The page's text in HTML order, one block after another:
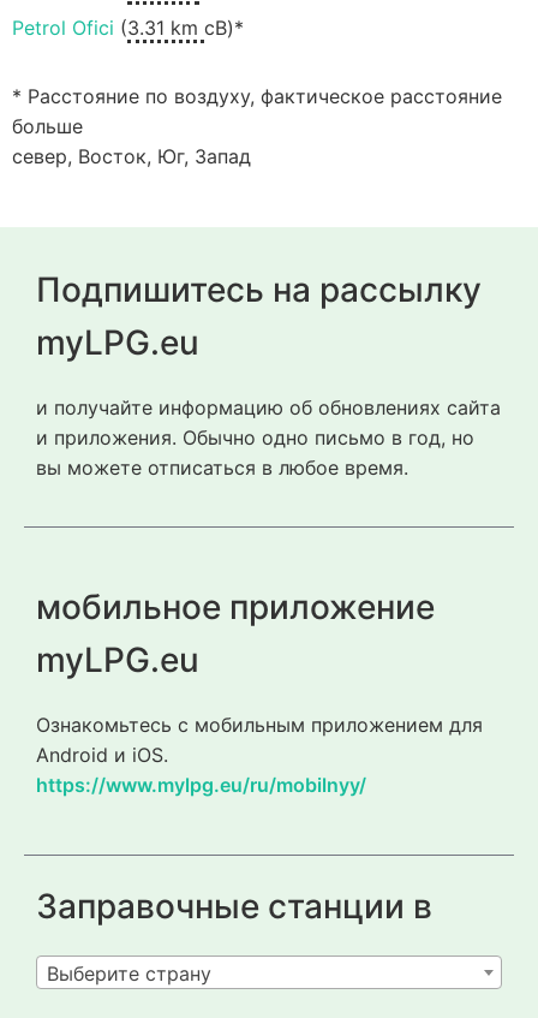
Petrol Ofici (3.31 km сВ)*
* Расстояние по воздуху, фактическое расстояние
больше
север, Восток, Юг, Запад
Подпишитесь на рассылку
myLPG.eu
и получайте информацию об обновлениях сайта
и приложения. Обычно одно письмо в год, но
вы можете отписаться в любое время.
мобильное приложение
myLPG.eu
Ознакомьтесь с мобильным приложением для
Android и iOS.
https://www.mylpg.eu/ru/mobilnyy/
Заправочные станции в
Выберите страну